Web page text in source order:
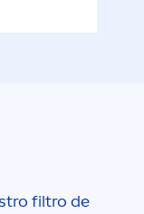
filtro de